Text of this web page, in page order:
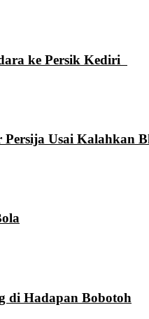
ke Persik Kediri
Persija Usai Kalahkan
di Hadapan Bobotoh